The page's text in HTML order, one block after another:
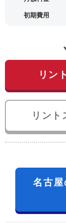
初期費用
リン
リン
名古屋